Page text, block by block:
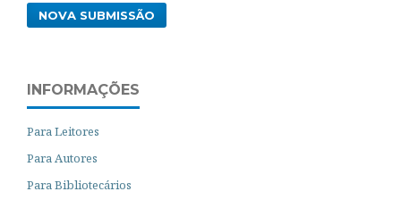
NOVA SUBMISSÃO
INFORMAÇÕES
Para Leitores
Para Autores
Para Bibliotecários